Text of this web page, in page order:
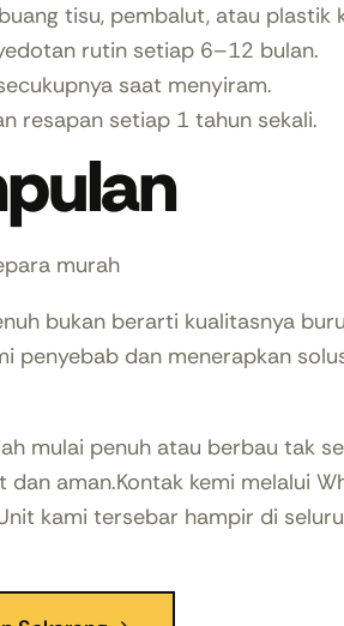
tisu, pembalut, atau plastik
rutin setiap 6–12 bulan.
saat menyiram.
resapan setiap 1 tahun sekali.
bukan berarti kualitasnya
penyebab dan menerapkan
mulai penuh atau berbau tak
dan aman.Kontak kemi melalui
kami tersebar hampir di